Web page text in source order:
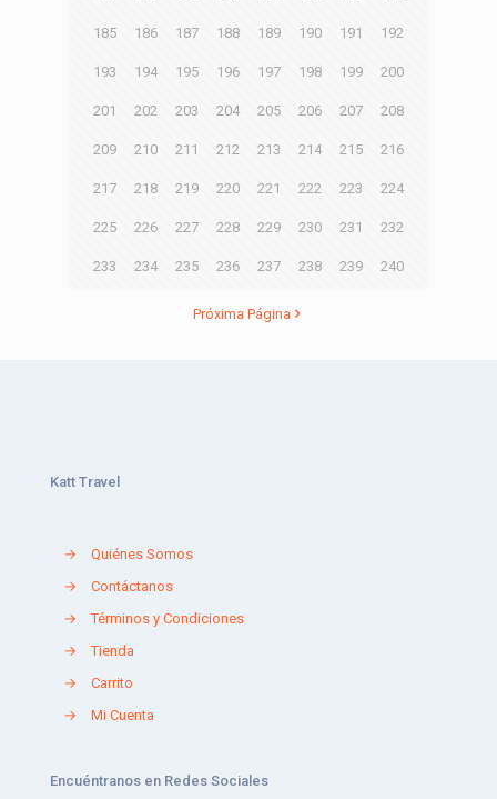
185 186 187 188 189 190 191 192
193 194 195 196 197 198 199 200
201 202 203 204 205 206 207 208
209 210 211 212 213 214 215 216
217 218 219 220 221 222 223 224
225 226 227 228 229 230 231 232
233 234 235 236 237 238 239 240
Próxima Página
Katt Travel
→
Quiénes Somos
→
Contáctanos
→
Términos y Condiciones
→
Tienda
→
Carrito
→
Mi Cuenta
Encuéntranos en Redes Sociales